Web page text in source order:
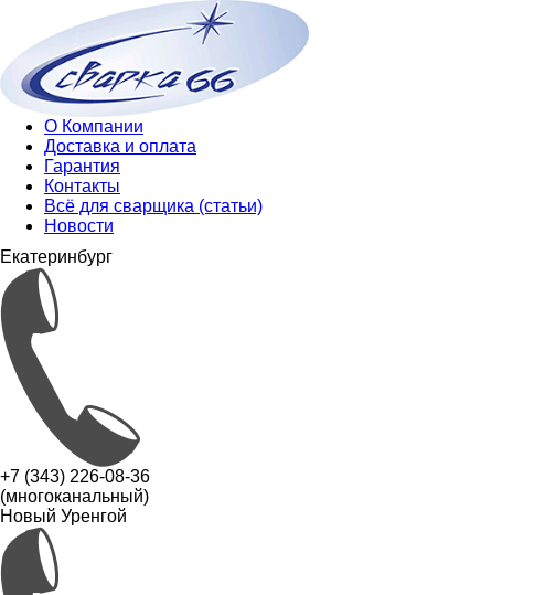
О Компании
Доставка и оплата
Гарантия
Контакты
Всё для сварщика (статьи)
Новости
Екатеринбург
+7 (343) 226-08-36
(многоканальный)
Новый Уренгой